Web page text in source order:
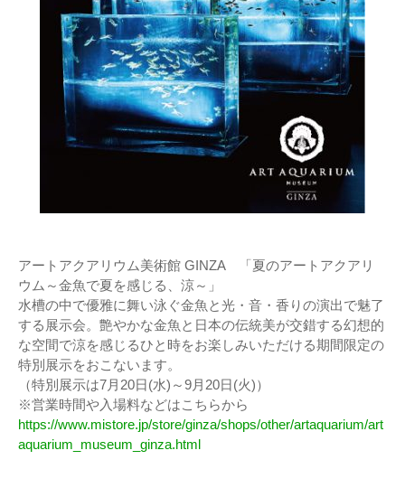
アートアクアリウム美術館 GINZA 「夏のアートアクアリ
ウム～金魚で夏を感じる、涼～」
水槽の中で優雅に舞い泳ぐ金魚と光・音・香りの演出で魅了
する展示会。艶やかな金魚と日本の伝統美が交錯する幻想的
な空間で涼を感じるひと時をお楽しみいただける期間限定の
特別展示をおこないます。
（特別展示は7月20日(水)～9月20日(火)）
※営業時間や入場料などはこちらから
https://www.mistore.jp/store/ginza/shops/other/artaquarium/art
aquarium_museum_ginza.html